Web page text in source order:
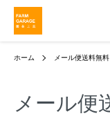
ホーム メール便送料無
メール便